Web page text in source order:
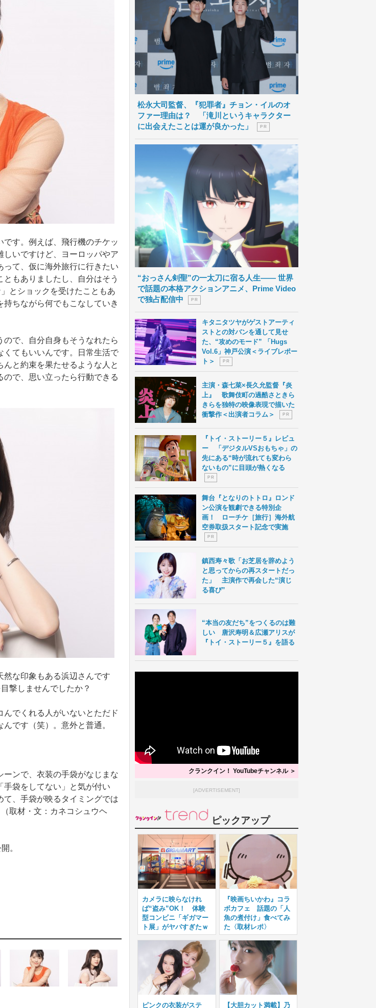
す。例えば、飛行機のチケッ
しいですけど、ヨーロッパやア
って、仮に海外旅行に行きたい
もありましたし、自分はそう
とショックを受けたこともあ
ちながら何でもこなしていき
で、自分自身もそうなれたら
くてもいいんです。日常生活で
んと約束を果たせるような人と
で、思い立ったら行動できる
な印象もある浜辺さんです
撃しませんでしたか？
でくれる人がいないとただド
です（笑）。意外と普通。
ンで、衣装の手袋がなじまな
手袋をしてない」と気が付い
、手袋が映るタイミングでは
取材・文：カネコシュウヘ
。
松永大司監督、『犯罪者』チョン・イルのオ
ファー理由は？ 「滝川というキャラクター
に出会えたことは運が良かった」
P R
“おっさん剣聖”の一太刀に宿る人生―― 世界
で話題の本格アクションアニメ、Prime Video
で独占配信中
P R
キタニタツヤがゲストアーティ
ストとの対バンを通して見せ
た、“攻めのモード” 「Hugs
Vol.6」神戸公演＜ライブレポー
ト＞
P R
主演・森七菜×長久允監督『炎
上』 歌舞伎町の過酷さときら
きらを独特の映像表現で描いた
衝撃作＜出演者コラム＞
P R
『トイ・ストーリー５』レビュ
ー 「デジタルVSおもちゃ」の
先にある“時が流れても変わら
ないもの”に目頭が熱くなる
P R
舞台『となりのトトロ』ロンド
ン公演を観劇できる特別企
画！ ローチケ［旅行］海外航
空券取扱スタート記念で実施
P R
鎮西寿々歌「お芝居を辞めよう
と思ってからの再スタートだっ
た」 主演作で再会した“演じ
る喜び”
“本当の友だち”をつくるのは難
しい 唐沢寿明＆広瀬アリスが
『トイ・ストーリー５』を語る
クランクイン！ YouTubeチャンネル ＞
[ADVERTISEMENT]
ピックアップ
カメラに映らなけれ
ば“盗み”OK！ 体験
型コンビニ「ギガマー
ト展」がヤバすぎたｗ
『映画ちいかわ』コラ
ボカフェ 話題の「人
魚の煮付け」食べてみ
た〈取材レポ〉
ピンクの衣装がステ 【大胆カット満載】乃